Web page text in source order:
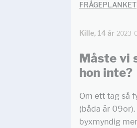
FRÅGEPLANKET
Kille, 14 år 2023-
Måste vi
hon inte?
Om ett tag så
(båda är
byxmyndig